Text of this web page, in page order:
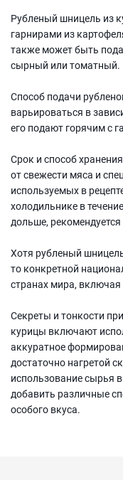
Рубленый шницель из
гарнирами из
также может быть
сырный или томатный.
Способ подачи
варьироваться в
его подают горячим с
Срок и способ
от свежести мяса и
используемых в
холодильнике в
дольше,
Хотя рубленый
то конкретной
странах мира,
Секреты и тонкости
курицы включают
аккуратное
достаточно нагретой
использование сырья
добавить различные
особого вкуса.